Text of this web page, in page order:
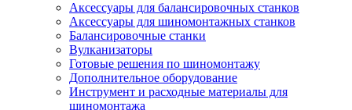
Аксессуары для балансировочных станков
Аксессуары для шиномонтажных станков
Балансировочные станки
Вулканизаторы
Готовые решения по шиномонтажу
Дополнительное оборудование
Инструмент и расходные материалы для
шиномонтажа